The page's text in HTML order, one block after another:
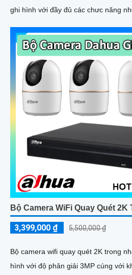
ghi hình với đầy đủ các chưc năng
đêm
Bộ Camera WiFi Quay Quét 2K
3,399,000 ₫ 5,500,000 ₫
Bộ camera wifi quay quét 2K trong
hình với độ phân giải 3MP cúng với